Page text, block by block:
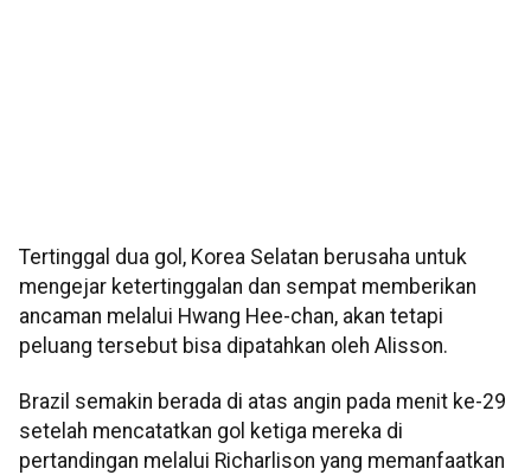
Tertinggal dua gol, Korea Selatan berusaha untuk
mengejar ketertinggalan dan sempat memberikan
ancaman melalui Hwang Hee-chan, akan tetapi
peluang tersebut bisa dipatahkan oleh Alisson.
Brazil semakin berada di atas angin pada menit ke-29
setelah mencatatkan gol ketiga mereka di
pertandingan melalui Richarlison yang memanfaatkan